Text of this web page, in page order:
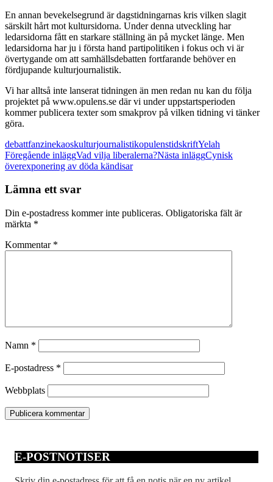
En annan bevekelsegrund är dagstidningarnas kris vilken slagit
särskilt hårt mot kultursidorna. Under denna utveckling har
ledarsidorna fått en starkare ställning än på mycket länge. Men
ledarsidorna har ju i första hand partipolitiken i fokus och vi är
övertygande om att samhällsdebatten fortfarande behöver en
fördjupande kulturjournalistik.
Vi har alltså inte lanserat tidningen än men redan nu kan du följa
projektet på www.opulens.se där vi under uppstartsperioden
kommer publicera texter som smakprov på vilken tidning vi tänker
göra.
debattfanzinekaoskulturjournalistikopulenstidskriftYelah
Inläggsnavigering
Föregående inläggVad vilja liberalerna?Nästa inläggCynisk
överexponering av döda kändisar
Lämna ett svar
Din e-postadress kommer inte publiceras. Obligatoriska fält är
märkta *
Kommentar *
Namn *
E-postadress *
Webbplats
E-POSTNOTISER